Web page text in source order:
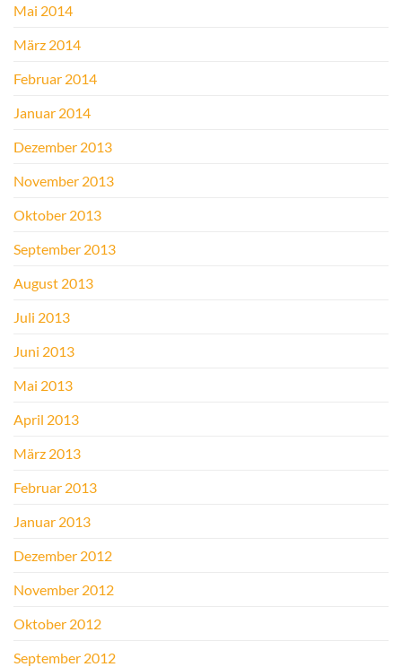
Mai 2014
März 2014
Februar 2014
Januar 2014
Dezember 2013
November 2013
Oktober 2013
September 2013
August 2013
Juli 2013
Juni 2013
Mai 2013
April 2013
März 2013
Februar 2013
Januar 2013
Dezember 2012
November 2012
Oktober 2012
September 2012